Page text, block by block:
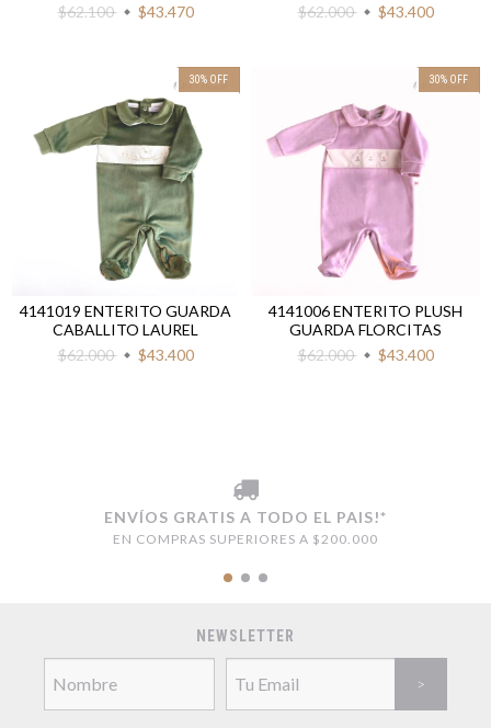
$62.100
$43.470
$62.000
$43.400
30% OFF
4141019 ENTERITO GUARDA
CABALLITO LAUREL
$62.000
$43.400
30% OFF
4141006 ENTERITO PLUSH
GUARDA FLORCITAS
$62.000
$43.400
ENVÍOS GRATIS A TODO EL PAIS!*
EN COMPRAS SUPERIORES A $200.000
NEWSLETTER